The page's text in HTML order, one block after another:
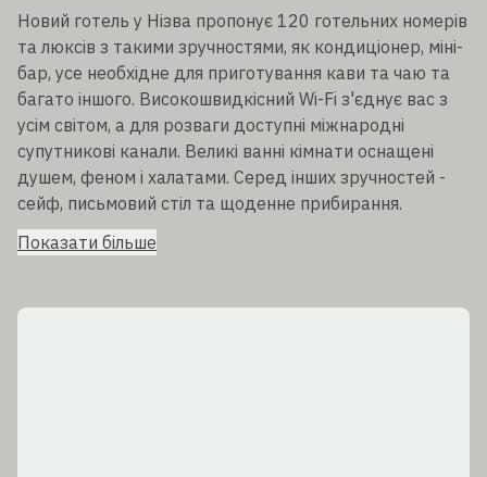
Новий готель у Нізва пропонує 120 готельних номерів
та люксів з такими зручностями, як кондиціонер, міні-
бар, усе необхідне для приготування кави та чаю та
багато іншого. Високошвидкісний Wi-Fi з'єднує вас з
усім світом, а для розваги доступні міжнародні
супутникові канали. Великі ванні кімнати оснащені
душем, феном і халатами. Серед інших зручностей -
сейф, письмовий стіл та щоденне прибирання.
Показати більше